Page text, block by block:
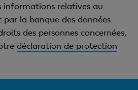
informations relatives au
la banque des données
des personnes concernées,
déclaration de protection